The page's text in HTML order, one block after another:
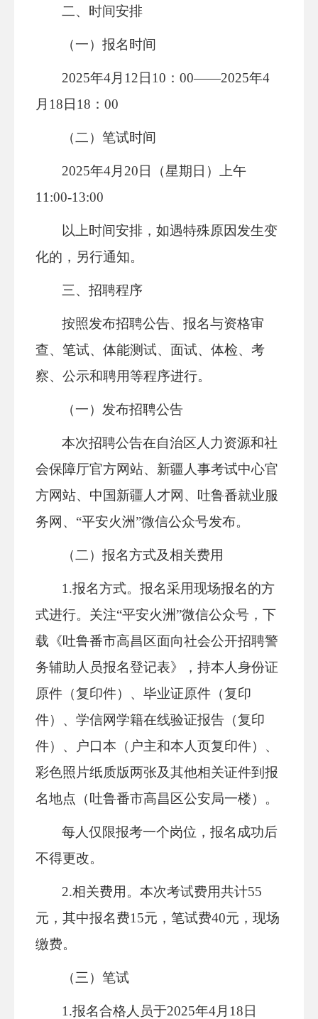
二、时间安排
（一）报名时间
2025年4月12日10：00——2025年4
月18日18：00
（二）笔试时间
2025年4月20日（星期日）上午
11:00-13:00
以上时间安排，如遇特殊原因发生变
化的，另行通知。
三、招聘程序
按照发布招聘公告、报名与资格审
查、笔试、体能测试、面试、体检、考
察、公示和聘用等程序进行。
（一）发布招聘公告
本次招聘公告在自治区人力资源和社
会保障厅官方网站、新疆人事考试中心官
方网站、中国新疆人才网、吐鲁番就业服
务网、“平安火洲”微信公众号发布。
（二）报名方式及相关费用
1.报名方式。报名采用现场报名的方
式进行。关注“平安火洲”微信公众号，下
载《吐鲁番市高昌区面向社会公开招聘警
务辅助人员报名登记表》，持本人身份证
原件（复印件）、毕业证原件（复印
件）、学信网学籍在线验证报告（复印
件）、户口本（户主和本人页复印件）、
彩色照片纸质版两张及其他相关证件到报
名地点（吐鲁番市高昌区公安局一楼）。
每人仅限报考一个岗位，报名成功后
不得更改。
2.相关费用。本次考试费用共计55
元，其中报名费15元，笔试费40元，现场
缴费。
（三）笔试
1.报名合格人员于2025年4月18日